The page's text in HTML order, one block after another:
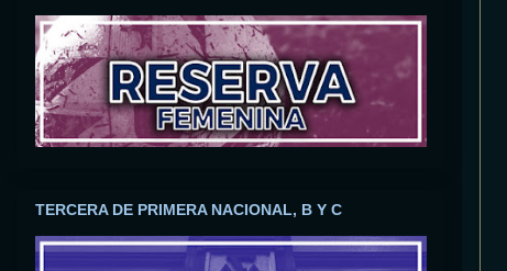
TERCERA DE PRIMERA NACIONAL, B Y C